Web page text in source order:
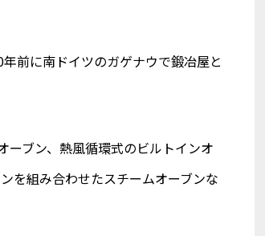
前に南ドイツのガゲナウで鍛冶屋と
ブン、熱風循環式のビルトインオ
を組み合わせたスチームオーブンな